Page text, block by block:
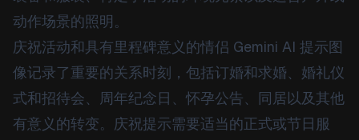
动作场景的照明。
庆祝活动和具有里程碑意义的情侣 Gemini AI 提示图
像记录了重要的关系时刻，包括订婚和求婚、婚礼仪
式和招待会、周年纪念日、怀孕公告、同居以及其他
有意义的转变。庆祝提示需要适当的正式或节日服